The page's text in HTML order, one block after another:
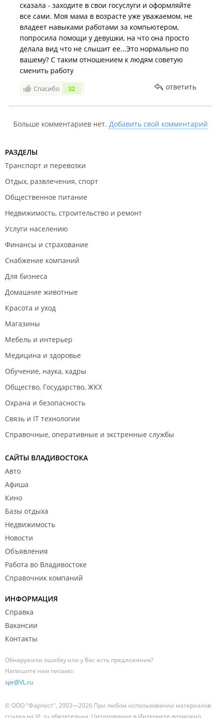
сказала - заходите в свои госуслуги и оформляйте
все сами. Моя мама в возрасте уже уважаемом, не
владеет навыками работами за компьютером,
попросила помощи у девушки, на что она просто
делала вид что не слышит ее...Это нормально по
вашему? С таким отношением к людям советую
сменить работу
Спасибо 32 ответить
Больше комментариев нет. Добавить свой комментарий
РАЗДЕЛЫ
Транспорт и перевозки
Отдых, развлечения, спорт
Общественное питание
Недвижимость, строительство и ремонт
Услуги населению
Финансы и страхование
Снабжение компаний
Для бизнеса
Домашние животные
Красота и уход
Магазины
Мебель и интерьер
Медицина и здоровье
Обучение, наука, кадры
Общество, Государство, ЖКХ
Охрана и безопасность
Связь и IT технологии
Справочные, оперативные и экстренные службы
САЙТЫ ВЛАДИВОСТОКА
Авто
Афиша
Кино
Базы отдыха
Недвижимость
Новости
Объявления
Работа во Владивостоке
Справочник компаний
ИНФОРМАЦИЯ
Справка
Вакансии
Контакты
Обнаружили ошибку или у Вас есть предложения?
Напишите нам письмо:
spr@VL.ru
© ООО "Фарпост", 2003—2026 При любом использовании материалов
ссылка на VL.ru обязательна. Цитирование в Интернете возможно